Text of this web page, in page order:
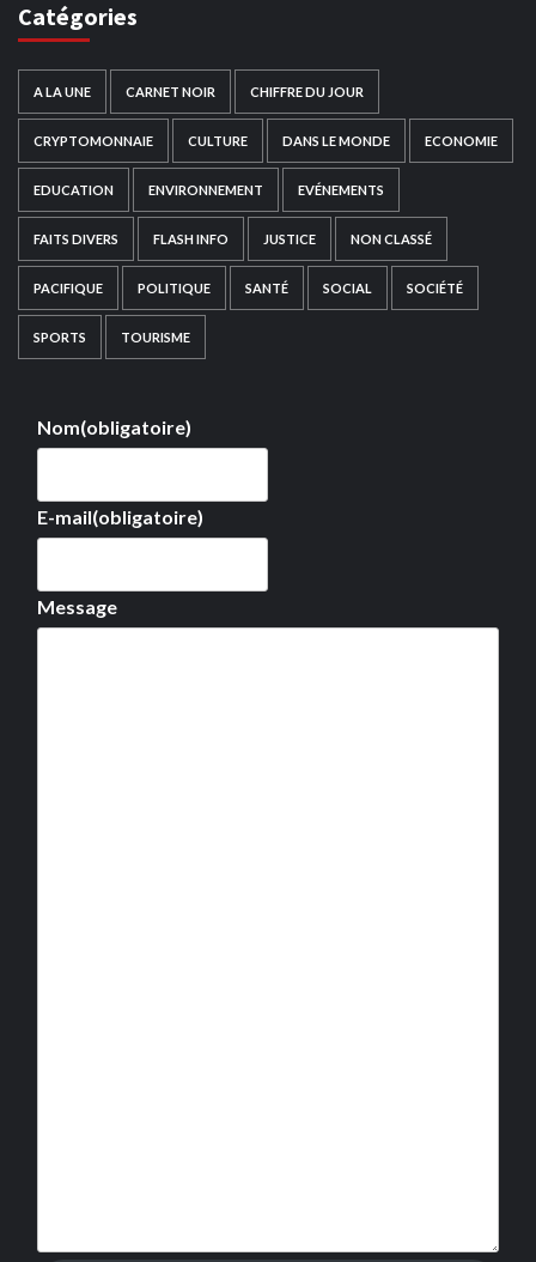
Catégories
A LA UNE CARNET NOIR CHIFFRE DU JOUR
CRYPTOMONNAIE CULTURE DANS LE MONDE ECONOMIE
EDUCATION ENVIRONNEMENT EVÉNEMENTS
FAITS DIVERS FLASH INFO JUSTICE NON CLASSÉ
PACIFIQUE POLITIQUE SANTÉ SOCIAL SOCIÉTÉ
SPORTS TOURISME
Nom(obligatoire)
E-mail(obligatoire)
Message